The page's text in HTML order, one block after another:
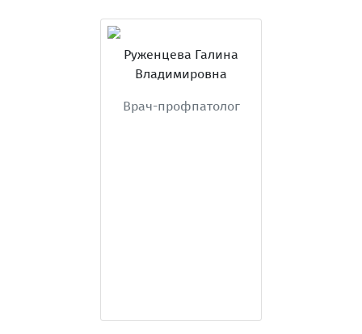
Руженцева Галина
Владимировна
Врач-профпатолог